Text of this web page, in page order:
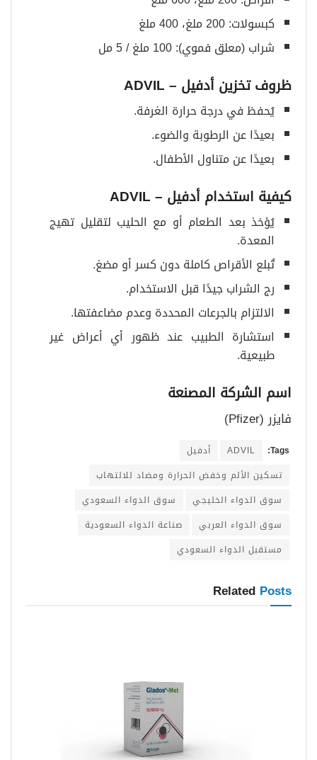
كبسولات: 200 ملغ، 400 ملغ
شراب (معلق فموي): 100 ملغ / 5 مل
ظروف تخزين أدفيل – ADVIL
يُحفظ في درجة حرارة الغرفة.
بعيدًا عن الرطوبة والضوء.
بعيدًا عن متناول الأطفال.
كيفية استخدام أدفيل – ADVIL
يُؤخذ بعد الطعام أو مع الحليب لتقليل تهيج
المعدة.
تُبلع الأقراص كاملة دون كسر أو مضغ.
رج الشراب جيدًا قبل الاستخدام.
الالتزام بالجرعات المحددة وعدم مضاعفتها.
استشارة الطبيب عند ظهور أي أعراض غير
طبيعية.
اسم الشركة المصنعة
فايزر (Pfizer)
Tags:
ADVIL
أدفيل
تسكين الألم وخفض الحرارة ومضاد للالتهاب
سوق الدواء الخليجي
سوق الدواء السعودي
سوق الدواء العربي
صناعة الدواء السعودية
مستقبل الدواء السعودي
Related Posts